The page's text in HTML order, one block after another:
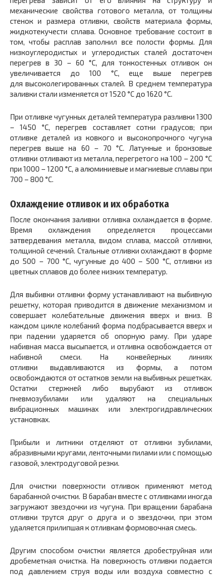
механические свойства готового металла, от толщины
стенок и размера отливки, свойств материала формы,
жидкотекучести сплава. Основное требование состоит в
том, чтобы расплав заполнил все полости формы. Для
низкоуглеродистых и углеродистых сталей достаточен
перегрев в 30 – 60 °С, для тонкостенных отливок он
увеличивается до 100 °С, еще выше перегрев
для высоколегированных сталей. В среднем температура
заливки стали изменяется от 1520 °С до 1620 °С.
При отливке чугунных деталей температура разливки 1300
– 1450 °С, перегрев составляет сотни градусов; при
отливке деталей из ковкого и высокопрочного чугуна
перегрев выше на 60 – 70 °С. Латунные и бронзовые
отливки отливают из металла, перегретого на 100 – 200 °С
при 1000 – 1200 °С, а алюминиевые и магниевые сплавы при
700 – 800 °С.
Охлаждение отливок и их обработка
После окончания заливки отливка охлаждается в форме.
Время охлаждения определяется процессами
затвердевания металла, видом сплава, массой отливки,
толщиной сечений. Стальные отливки охлаждают в форме
до 500 – 700 °С, чугунные до 400 – 500 °С, отливки из
цветных сплавов до более низких температур.
Для выбивки отливки форму устанавливают на выбивную
решетку, которая приводится в движение механизмом и
совершает колебательные движения вверх и вниз. В
каждом цикле колебаний форма подбрасывается вверх и
при падении ударяется об опорную раму. При ударе
набивная масса высыпается, и отливка освобождается от
набивной смеси. На конвейерных линиях
отливки выдавливаются из формы, а потом
освобождаются от остатков земли на выбивных решетках.
Остатки стержней либо вырубают из отливок
пневмозубилами или удаляют на специальных
вибрационных машинах или электрогидравлических
установках.
Прибыли и литники отделяют от отливки зубилами,
абразивными кругами, ленточными пилами или с помощью
газовой, электродуговой резки.
Для очистки поверхности отливок применяют метод
барабанной очистки. В барабан вместе с отливками иногда
загружают звездочки из чугуна. При вращении барабана
отливки трутся друг о друга и о звездочки, при этом
удаляется прилипшая к отливкам формовочная смесь.
Другим способом очистки является дробеструйная или
дробеметная очистка. На поверхность отливки подается
под давлением струя воды или воздуха совместно с